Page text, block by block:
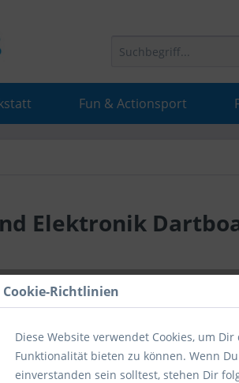
Fun & Actionsport
Elektronik
Cookie-Richtlinien
Diese Website verwendet Cookies, um
Funktionalität bieten zu können. Wenn
einverstanden sein solltest, stehen Dir